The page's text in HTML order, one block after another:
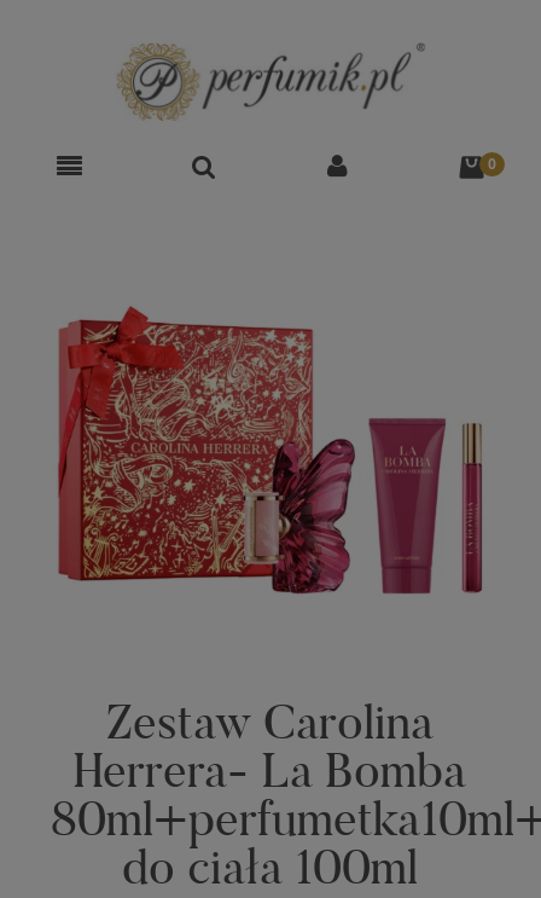
Zestaw Carolina
Herrera- La Bomba
do ciała 100ml